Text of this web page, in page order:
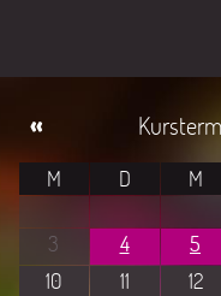
«
M D M
3
4 5
10
11 12